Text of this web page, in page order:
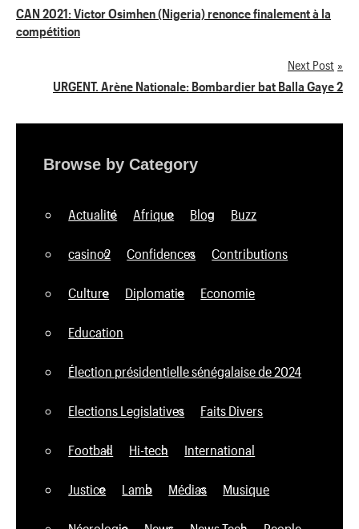
Navigation
de
CAN 2021: Victor Osimhen (Nigeria) renonce finalement à la
compétition
Next Post
URGENT. Arène Nationale: Bombardier bat Balla Gaye 2
Browse by Category
Actualité Afrique Blog Buzz
casino2 Confidences Contributions
Culture Diplomatie Economie
Education
Élection présidentielle sénégalaise de 2024
Elections Legislatives Faits Divers
Football Hi-tech International
Justice Lamb Médias Musique